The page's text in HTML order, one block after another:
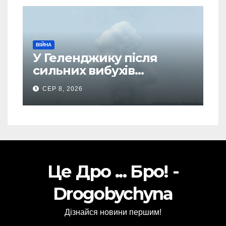
ВІЙНА
У Геленджику після
сильних вибухів
почалася масова
евакуація
СЕР 8, 2026
Це Дро ... Бро! -
Drogobychyna
Дізнайся новини першим!